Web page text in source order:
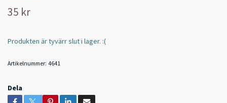
35 kr
Produkten är tyvärr slut i lager. :(
Artikelnummer: 4641
Dela